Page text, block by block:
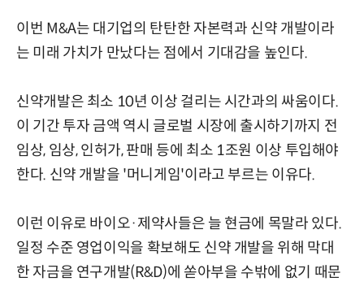
이번 M&A는 대기업의 탄탄한 자본력과 신약 개발이라
는 미래 가치가 만났다는 점에서 기대감을 높인다.
신약개발은 최소 10년 이상 걸리는 시간과의 싸움이다.
이 기간 투자 금액 역시 글로벌 시장에 출시하기까지 전
임상, 임상, 인허가, 판매 등에 최소 1조원 이상 투입해야
한다. 신약 개발을 '머니게임'이라고 부르는 이유다.
이런 이유로 바이오·제약사들은 늘 현금에 목말라 있다.
일정 수준 영업이익을 확보해도 신약 개발을 위해 막대
한 자금을 연구개발(R&D)에 쏟아부을 수밖에 없기 때문